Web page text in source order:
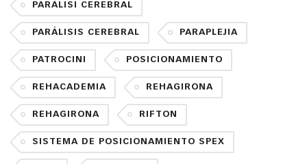
PARÀLISI CEREBRAL
PARÁLISIS CEREBRAL PARAPLEJIA
PATROCINI POSICIONAMIENTO
REHACADEMIA REHAGIRONA
REHAGIRONA RIFTON
SISTEMA DE POSICIONAMIENTO SPEX